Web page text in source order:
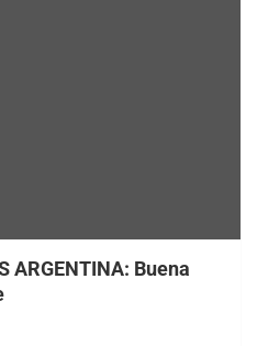
ARGENTINA: Buena